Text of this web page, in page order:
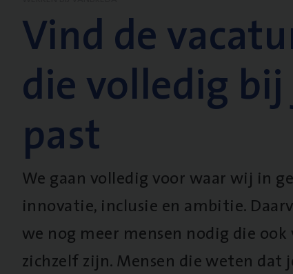
Vind de
die volledig
past
We gaan volledig voor waar wij in
innovatie, inclusie en ambitie.
we nog meer mensen nodig die
zichzelf zijn. Mensen die weten